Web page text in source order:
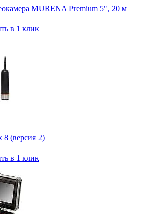
MURENA Premium 5", 20 м
в 1 клик
8 (версия 2)
в 1 клик